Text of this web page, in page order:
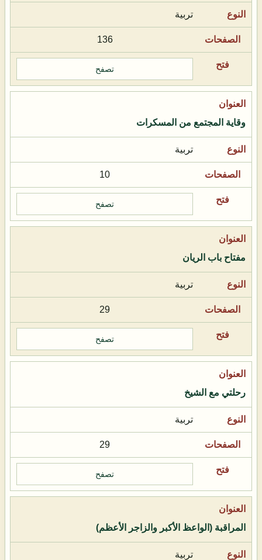
تربية
136
تصفح
وقاية المجتمع من المسكرات
تربية
10
تصفح
مفتاح باب الريان
تربية
29
تصفح
رحلتي مع الشيخ
تربية
29
تصفح
المراقبة (الواعظ الأكبر والزاجر الأعظم)
تربية